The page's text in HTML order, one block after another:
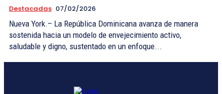
Destacadas 07/02/2026
Nueva York.– La República Dominicana avanza de manera
sostenida hacia un modelo de envejecimiento activo,
saludable y digno, sustentado en un enfoque...